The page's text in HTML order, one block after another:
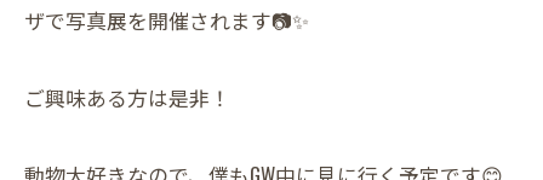
ザで写真展を開催されます📷✨
ご興味ある方は是非！